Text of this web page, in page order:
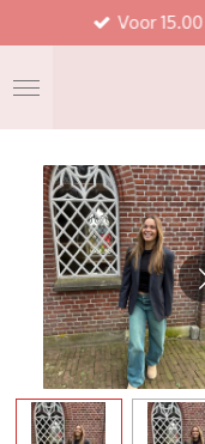
direct
naar
de
hoofdinhoud
Voor